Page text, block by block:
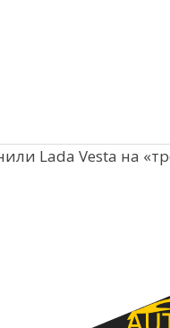
Lada Vesta на